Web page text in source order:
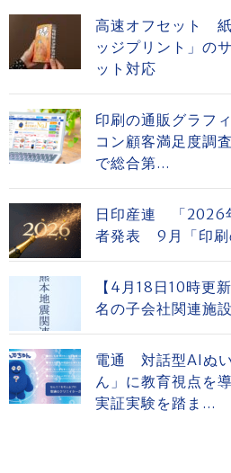
高速オフセット
ッジプリント」の
ット対応
印刷の通販グラフ
コン顧客満足度調
で総合第...
日印産連 「2026
者発表 9月「印刷
【4月18日10時更
名の子会社関連施
電通 対話型AIぬ
ん」に教育視点を
実証実験を踏ま...